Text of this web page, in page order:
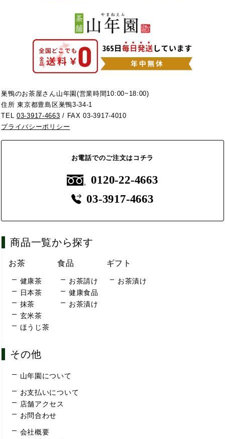
巣鴨のお茶屋さん山年園(営業時間10:00~18:00)
住所 東京都豊島区巣鴨3-34-1
TEL03-3917-4663 / FAX 03-3917-4010
プライバシーポリシー
お電話でのご注文はコチラ
0120-22-4663
03-3917-4663
商品一覧から探す
お茶
健康茶
日本茶
抹茶
玄米茶
ほうじ茶
食品
お茶請け
健康食品
お茶漬け
ギフト
お茶漬け
その他
山年園について
お支払いについて
店舗アクセス
お問合わせ
会社概要